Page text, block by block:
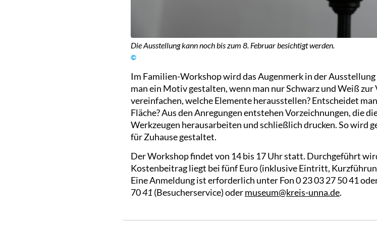
Die Ausstellung kann noch bis zum 8. Februar besichtigt werden.
©
Im Familien-Workshop wird das Augenmerk in der
man ein Motiv gestalten, wenn man nur Schwarz und Weiß zur
vereinfachen, welche Elemente herausstellen? Entscheidet
Fläche? Aus den Anregungen entstehen Vorzeichnungen, die
Werkzeugen herausarbeiten und schließlich drucken. So wird
für Zuhause gestaltet.
Der Workshop findet von 14 bis 17 Uhr statt. Durchgeführt
Kostenbeitrag liegt bei fünf Euro (inklusive Eintritt,
Eine Anmeldung ist erforderlich unter Fon 0 23 03 27 50 41
7041 (Besucherservice) odermuseum@kreis-unna.de.